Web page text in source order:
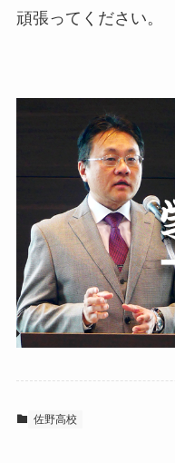
頑張ってください。
佐野高校